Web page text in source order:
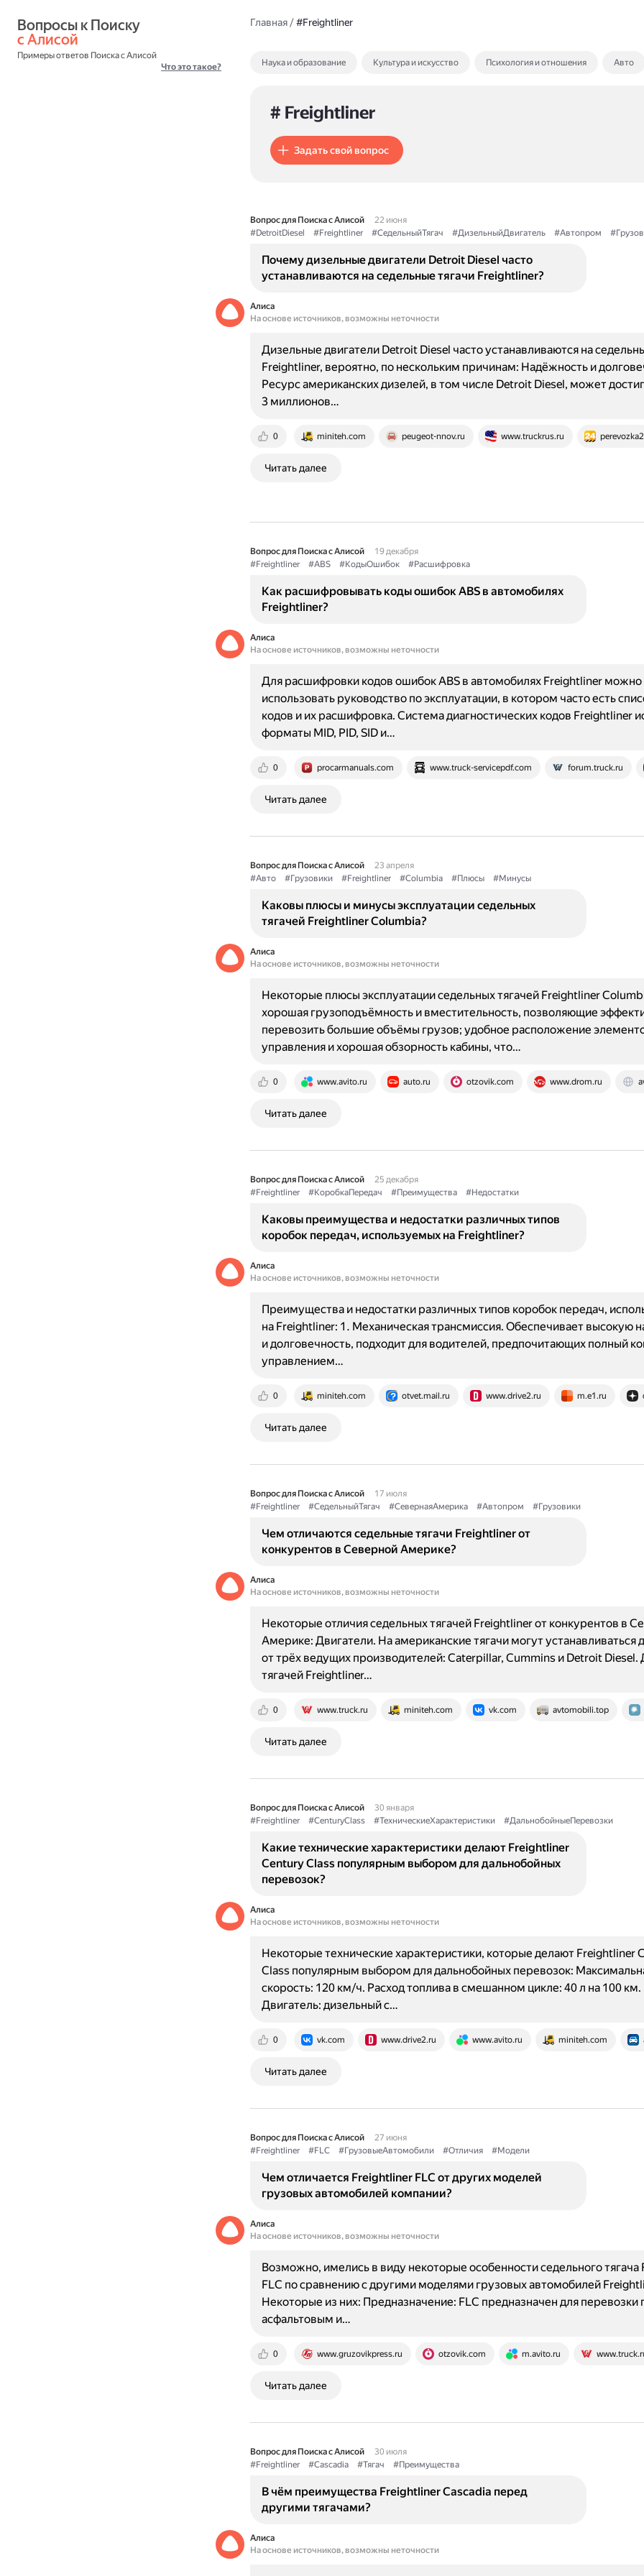
с Алисой
Примеры ответов Поиска с Алисой
Что это такое?
Главная/#Freightliner
Наука и образование Культура и искусство Психология и отношения Авто
# Freightliner
Задать свой вопрос
Вопрос для Поиска с Алисой
22 июня
#DetroitDiesel
#Freightliner #СедельныйТягач #ДизельныйДвигатель #Автопром
Почему дизельные двигатели Detroit Diesel часто
устанавливаются на седельные тягачи Freightliner?
Алиса
На основе источников, возможны неточности
0 miniteh.com peugeot-nnov.ru www.truckrus.ru
Дизельные двигатели Detroit Diesel часто устанавливаются на
Freightliner, вероятно, по нескольким причинам: Надёжность и
Ресурс американских дизелей, в том числе Detroit Diesel, может
3 миллионов…
Читать далее
Вопрос для Поиска с Алисой
19 декабря
#Freightliner
#ABS #КодыОшибок #Расшифровка
Как расшифровывать коды ошибок ABS в автомобилях
Freightliner?
Алиса
На основе источников, возможны неточности
0 procarmanuals.com www.truck-servicepdf.com forum.truck.ru
Для расшифровки кодов ошибок ABS в автомобилях Freightliner можно
использовать руководство по эксплуатации, в котором часто есть
кодов и их расшифровка. Система диагностических кодов Freightliner
форматы MID, PID, SID и…
Читать далее
Вопрос для Поиска с Алисой
23 апреля
#Авто
#Грузовики #Freightliner #Columbia #Плюсы #Минусы
Каковы плюсы и минусы эксплуатации седельных
тягачей Freightliner Columbia?
Алиса
На основе источников, возможны неточности
0 www.avito.ru auto.ru otzovik.com www.drom.ru
Некоторые плюсы эксплуатации седельных тягачей Freightliner
хорошая грузоподъёмность и вместительность, позволяющие
перевозить большие объёмы грузов; удобное расположение
управления и хорошая обзорность кабины, что…
Читать далее
Вопрос для Поиска с Алисой
25 декабря
#Freightliner
#КоробкаПередач #Преимущества #Недостатки
Каковы преимущества и недостатки различных типов
коробок передач, используемых на Freightliner?
Алиса
На основе источников, возможны неточности
0 miniteh.com otvet.mail.ru www.drive2.ru m.e1.ru
Преимущества и недостатки различных типов коробок передач,
на Freightliner: 1. Механическая трансмиссия. Обеспечивает высокую
и долговечность, подходит для водителей, предпочитающих полный
управлением…
Читать далее
Вопрос для Поиска с Алисой
17 июля
#Freightliner
#СедельныйТягач #СевернаяАмерика #Автопром #Грузовики
Чем отличаются седельные тягачи Freightliner от
конкурентов в Северной Америке?
Алиса
На основе источников, возможны неточности
0 www.truck.ru miniteh.com vk.com avtomobili.top
Некоторые отличия седельных тягачей Freightliner от конкурентов в
Америке: Двигатели. На американские тягачи могут устанавливаться
от трёх ведущих производителей: Caterpillar, Cummins и Detroit Diesel.
тягачей Freightliner…
Читать далее
Вопрос для Поиска с Алисой
30 января
#Freightliner
#CenturyClass #ТехническиеХарактеристики #ДальнобойныеПеревозки
Какие технические характеристики делают Freightliner
Century Class популярным выбором для дальнобойных
перевозок?
Алиса
На основе источников, возможны неточности
0 vk.com www.drive2.ru www.avito.ru miniteh.com
Некоторые технические характеристики, которые делают Freightliner
Class популярным выбором для дальнобойных перевозок:
скорость: 120 км/ч. Расход топлива в смешанном цикле: 40 л на 100 км.
Двигатель: дизельный с…
Читать далее
Вопрос для Поиска с Алисой
27 июня
#Freightliner
#FLC #ГрузовыеАвтомобили #Отличия #Модели
Чем отличается Freightliner FLC от других моделей
грузовых автомобилей компании?
Алиса
На основе источников, возможны неточности
0 www.gruzovikpress.ru otzovik.com m.avito.ru
Возможно, имелись в виду некоторые особенности седельного тягача
FLC по сравнению с другими моделями грузовых автомобилей
Некоторые из них: Предназначение: FLC предназначен для перевозки
асфальтовым и…
Читать далее
Вопрос для Поиска с Алисой
30 июля
#Freightliner
#Cascadia #Тягач #Преимущества
В чём преимущества Freightliner Cascadia перед
другими тягачами?
Алиса
На основе источников, возможны неточности